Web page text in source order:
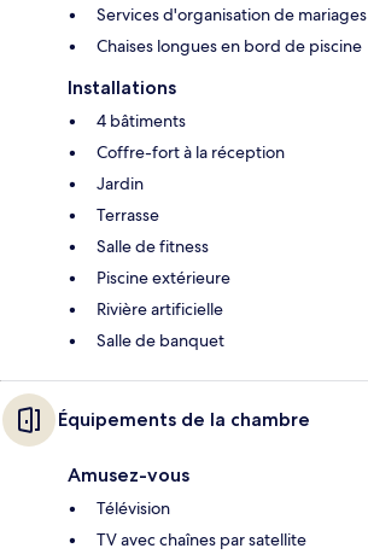
Services d'organisation de mariages
Chaises longues en bord de piscine
Installations
4 bâtiments
Coffre-fort à la réception
Jardin
Terrasse
Salle de fitness
Piscine extérieure
Rivière artificielle
Salle de banquet
Équipements de la chambre
Amusez-vous
Télévision
TV avec chaînes par satellite